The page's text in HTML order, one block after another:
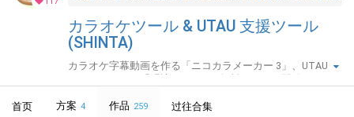
カラオケツール & UTAU 支援ツール
(SHINTA)
カラオケ字幕動画を作る「ニコカラメーカー 3」、UTAU お
首页
方案 4 作品 259 过往合集